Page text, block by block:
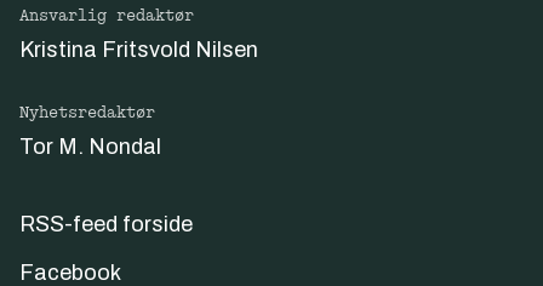
Ansvarlig redaktør
Kristina Fritsvold Nilsen
Nyhetsredaktør
Tor M. Nondal
RSS-feed forside
Facebook